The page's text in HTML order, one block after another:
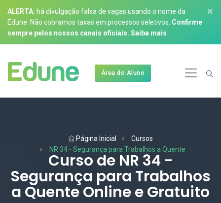
ALERTA: há divulgação falsa de vagas usando o nome da
Edune. Não cobramos taxas em processos seletivos. Confirme
sempre pelos nossos canais oficiais. Saiba mais
×
Área do Aluno
Página Inicial
Cursos
NR 34 - Segurança para Trabalhos a Quente
Curso de NR 34 -
Segurança para Trabalhos
a Quente Online e Gratuito